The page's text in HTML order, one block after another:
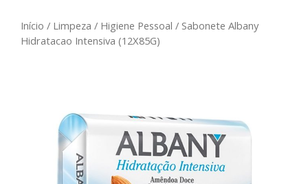
Início / Limpeza / Higiene Pessoal / Sabonete Albany
Hidratacao Intensiva (12X85G)